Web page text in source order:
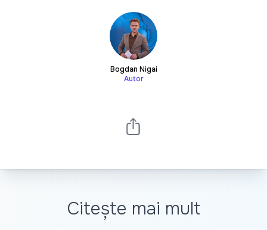
Bogdan Nigai
Autor
Citește mai mult